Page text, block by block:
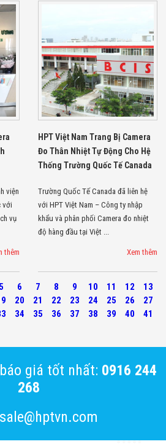
viện
với
vụ
thêm
HPT Việt Nam Trang Bị Camera
Đo Thân Nhiệt Tự Động Cho Hệ
Thống Trường Quốc Tế Canada
Trường Quốc Tế Canada đã liên hệ
với HPT Việt Nam – Công ty nhập
khẩu và phân phối Camera đo nhiệt
độ hàng đầu tại Việt ...
Xem thêm
6 7 8 9 10 11 12
13
20 21 22 23 24 25 26
27
34 35 36 37 38 39 40
41
giá tốt nhất: 0916 244
268